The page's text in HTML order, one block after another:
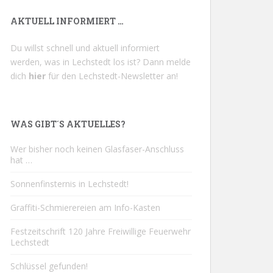
AKTUELL INFORMIERT …
Du willst schnell und aktuell informiert
werden, was in Lechstedt los ist? Dann melde
dich hier für den Lechstedt-Newsletter an!
WAS GIBT´S AKTUELLES?
Wer bisher noch keinen Glasfaser-Anschluss
hat …
Sonnenfinsternis in Lechstedt!
Graffiti-Schmierereien am Info-Kasten
Festzeitschrift 120 Jahre Freiwillige Feuerwehr
Lechstedt
Schlüssel gefunden!